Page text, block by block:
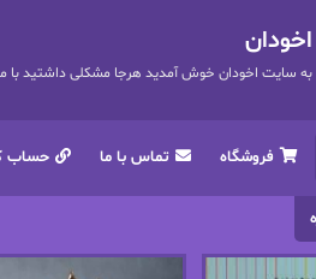
اخودان
به سایت اخودان خوش آمدید هرجا مشکلی داشتید با ما در ارتباط
فروشگاه تماس با ما حساب